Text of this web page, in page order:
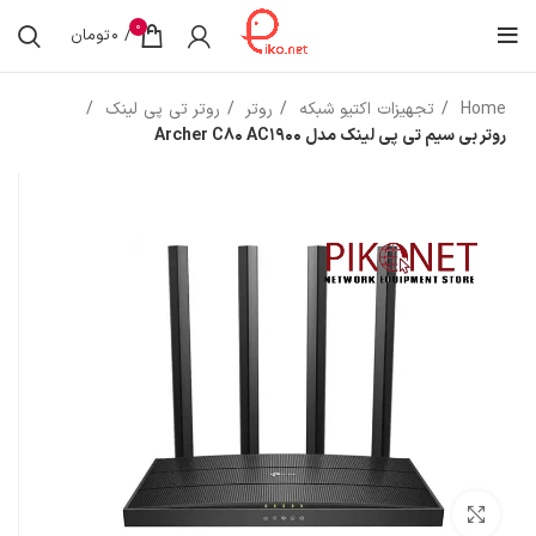
0
/
0تومان
Home تجهیزات اکتیو شبکه روتر
روتر تی پی لینک
روتر بی سیم تی پی لینک مدل Archer C80 AC1900
بزرگنمایی تصویر